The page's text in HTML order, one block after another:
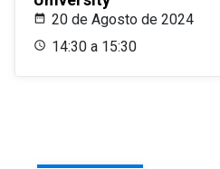
20 de Agosto de 2024
14:30 a 15:30